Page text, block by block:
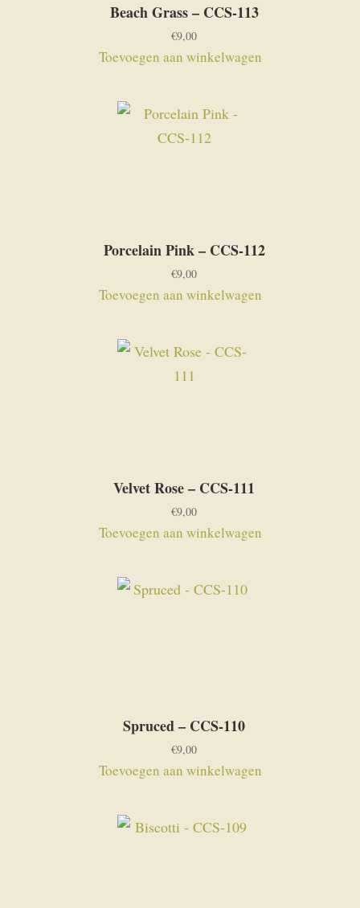
Beach Grass – CCS-113
€9,00
Toevoegen aan winkelwagen
Porcelain Pink – CCS-112
€9,00
Toevoegen aan winkelwagen
Velvet Rose – CCS-111
€9,00
Toevoegen aan winkelwagen
Spruced – CCS-110
€9,00
Toevoegen aan winkelwagen